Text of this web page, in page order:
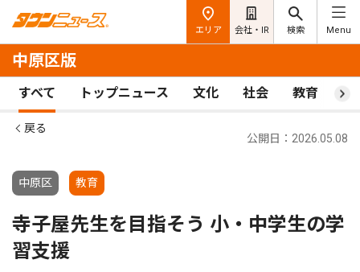
エリア 会社・IR 検索 Menu
中原区版
すべて トップニュース 文化 社会 教育 ス
戻る
中原区 教育
公開日：2026.05.08
寺子屋先生を目指そう 小・中学生の学
習支援